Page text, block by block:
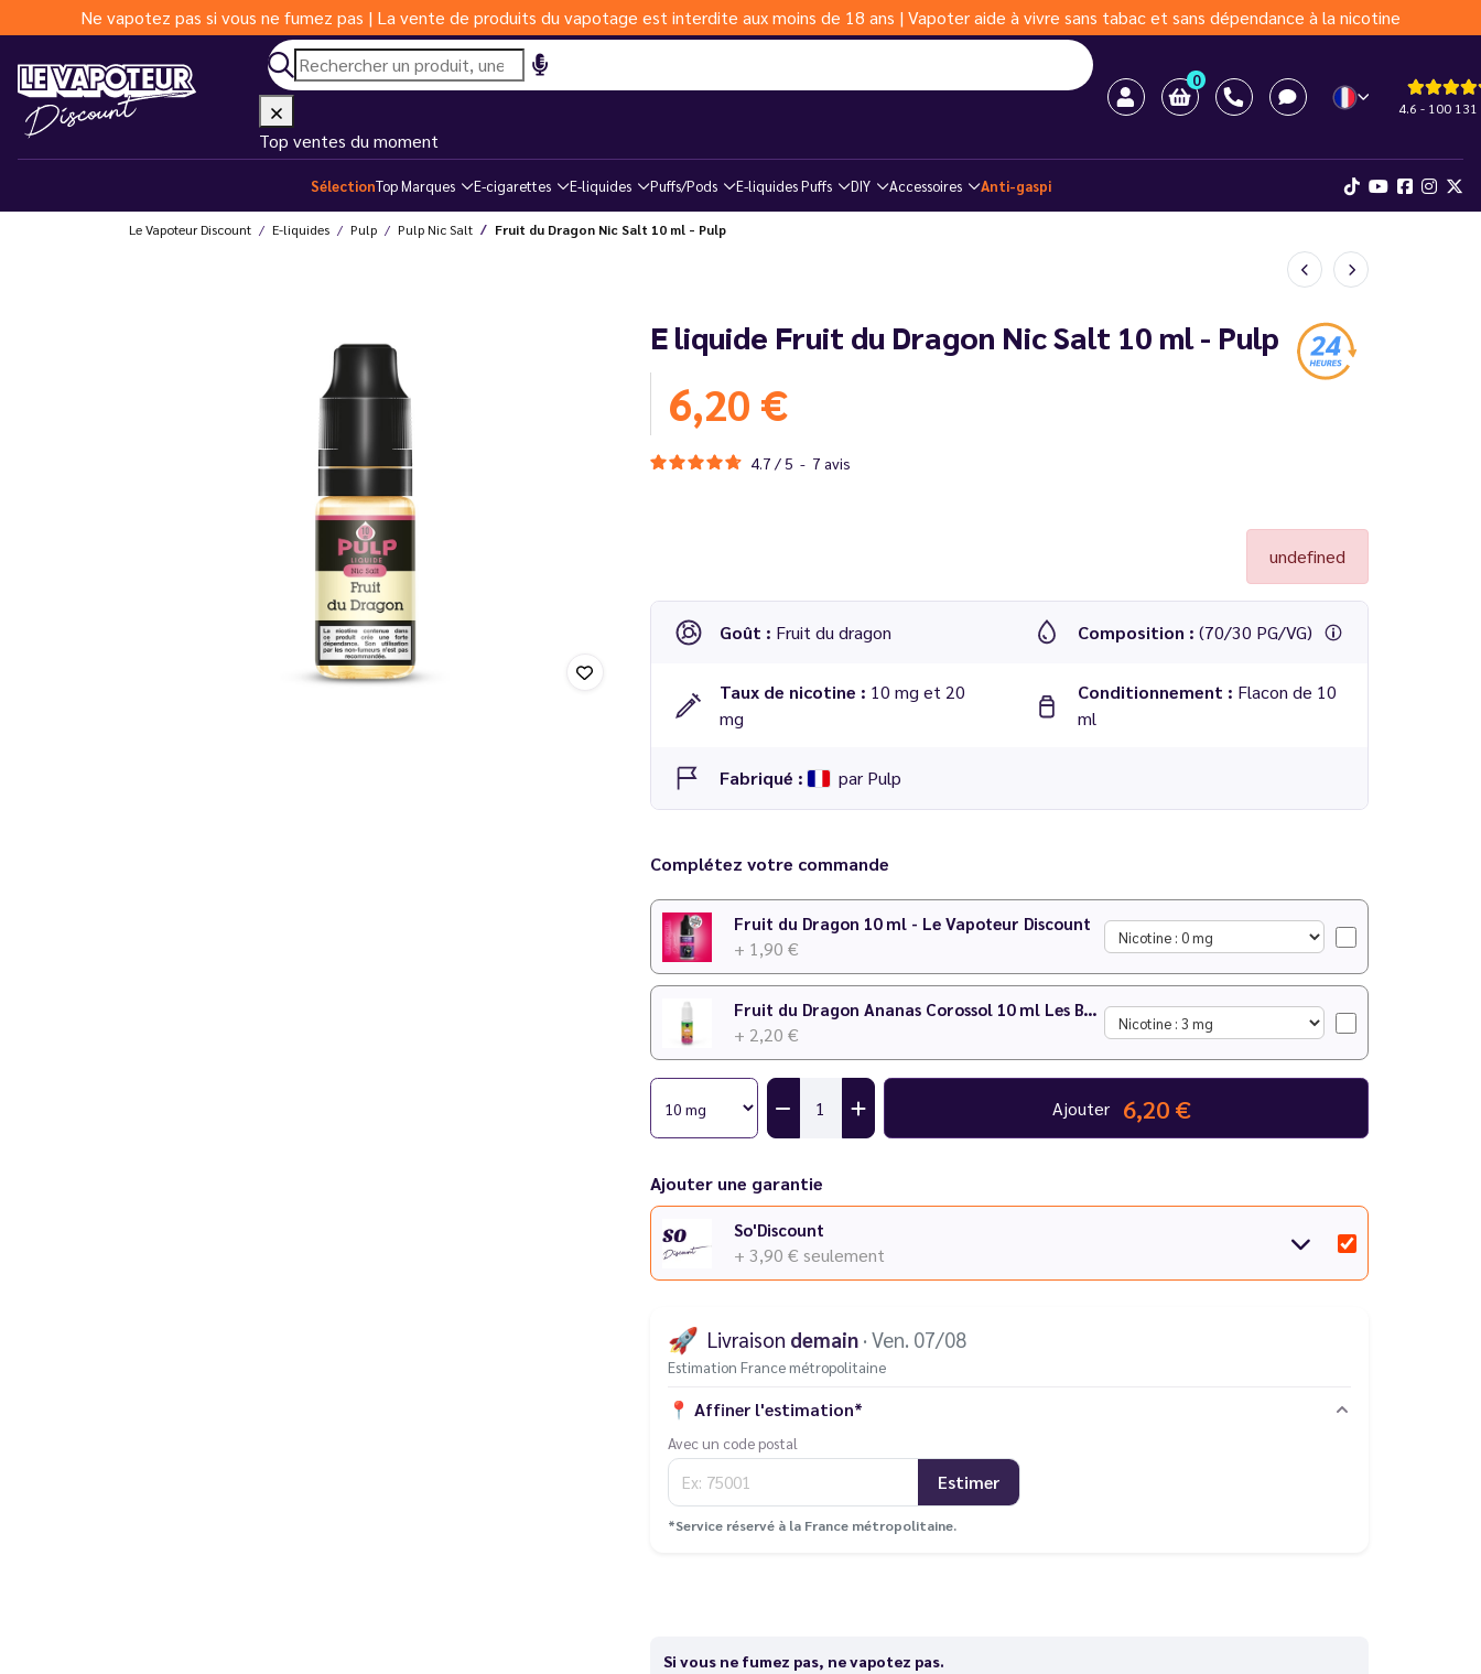
Ne vapotez pas si vous ne fumez pas | La vente de produits du vapotage est interdite aux moins de 18 ans | Vapoter aide à vivre sans tabac et sans dépendance à la nicotine
0
4.6 - 100 131
Top ventes du moment
SélectionTop Marques E-cigarettes E-liquides Puffs/Pods E-liquides Puffs DIY Accessoires Anti-gaspi
Le Vapoteur Discount E-liquides Pulp Pulp Nic Salt Fruit du Dragon Nic Salt 10 ml - Pulp
E liquide Fruit du Dragon Nic Salt 10 ml - Pulp
6,20 €
4.7 / 5 - 7 avis
undefined
Goût : Fruit du dragon Composition : (70/30 PG/VG)
Taux de nicotine : 10 mg et 20
mg
Conditionnement : Flacon de 10
ml
Fabriqué : par Pulp
Complétez votre commande
Fruit du Dragon 10 ml - Le Vapoteur Discount
+ 1,90 €
Fruit du Dragon Ananas Corossol 10 ml Les Bangers - Le Vapoteur Discount
+ 2,20 €
Ajouter 6,20 €
Ajouter une garantie
So'Discount
+ 3,90 € seulement
🚀 Livraison demain · Ven. 07/08
Estimation France métropolitaine
📍 Affiner l'estimation*
Avec un code postal
Estimer
*Service réservé à la France métropolitaine.
Si vous ne fumez pas, ne vapotez pas.